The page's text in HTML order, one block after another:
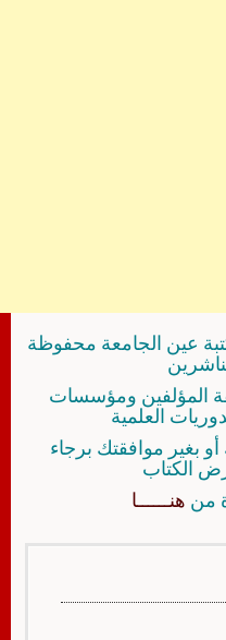
عين الجامعة محفوظة
المؤلفين ومؤسسات
العلمية
بغير موافقتك برجاء
الكتاب
من هنــــــا